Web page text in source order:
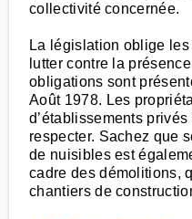
collectivité concernée.
La législation oblige
lutter contre la
obligations sont
Août 1978. Les
d’établissements
respecter. Sachez que
de nuisibles est
cadre des démolitions,
chantiers de